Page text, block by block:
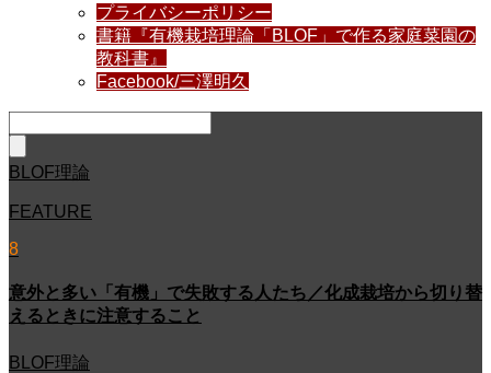
プライバシーポリシー
書籍『有機栽培理論「BLOF」で作る家庭菜園の
教科書』
Facebook/三澤明久
BLOF理論
FEATURE
8
意外と多い「有機」で失敗する人たち／化成栽培から切り替
えるときに注意すること
BLOF理論